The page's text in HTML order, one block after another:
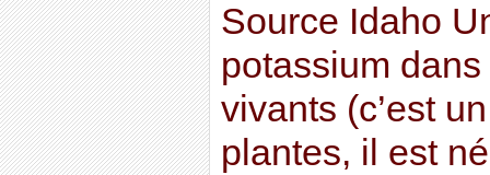
Source Idaho
potassium
vivants (c’est
plantes, il est